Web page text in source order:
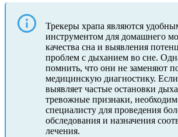
Трекеры храпа являются
инструментом для домашнего
качества сна и выявления
проблем с дыханием во сне.
помнить, что они не заменяют
медицинскую диагностику. Если
выявляет частые остановки
тревожные признаки,
специалисту для проведения
обследования и назначения
лечения.